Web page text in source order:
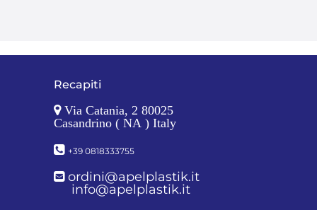
Recapiti
Via Catania, 2 80025
Casandrino ( NA ) Italy
+39 0818333755
ordini@apelplastik.it
info@apelplastik.it